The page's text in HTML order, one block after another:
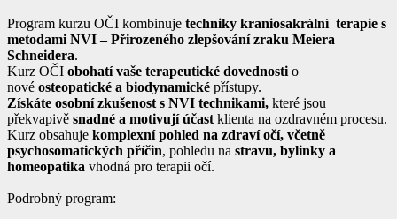
Program kurzu OČI kombinuje techniky kraniosakrální terapie s
metodami NVI – Přirozeného zlepšování zraku Meiera
Schneidera.
Kurz OČI obohatí vaše terapeutické dovednosti o
nové osteopatické a biodynamické přístupy.
Získáte osobní zkušenost s NVI technikami, které jsou
překvapivě snadné a motivují účast klienta na ozdravném procesu.
Kurz obsahuje komplexní pohled na zdraví očí, včetně
psychosomatických příčin, pohledu na stravu, bylinky a
homeopatika vhodná pro terapii očí.
Podrobný program: